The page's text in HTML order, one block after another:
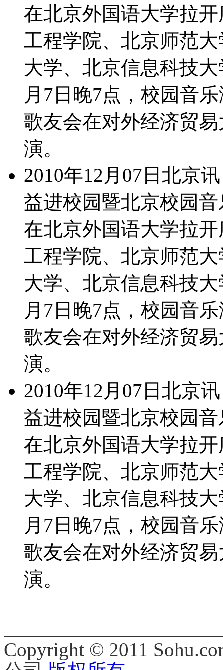
在北京外国语大学拉
工程学院、北京师范
大学、北京信息科技
月7日晚7点，校园音
歌友会在对外经济贸
演。
2010年12月07日北京
益进校园暨北京校园
在北京外国语大学拉
工程学院、北京师范
大学、北京信息科技
月7日晚7点，校园音
歌友会在对外经济贸
演。
2010年12月07日北京
益进校园暨北京校园
在北京外国语大学拉
工程学院、北京师范
大学、北京信息科技
月7日晚7点，校园音
歌友会在对外经济贸
演。
Copyright © 2011